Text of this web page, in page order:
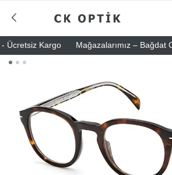
Kargo Mağazalarımız – Bağdat